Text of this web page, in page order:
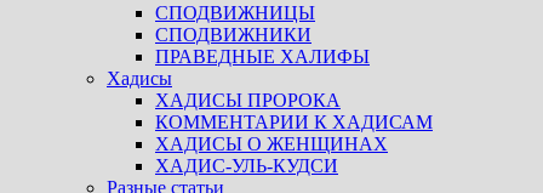
СПОДВИЖНИЦЫ
СПОДВИЖНИКИ
ПРАВЕДНЫЕ ХАЛИФЫ
Хадисы
ХАДИСЫ ПРОРОКА
КОММЕНТАРИИ К ХАДИСАМ
ХАДИСЫ О ЖЕНЩИНАХ
ХАДИС-УЛЬ-КУДСИ
Разные статьи